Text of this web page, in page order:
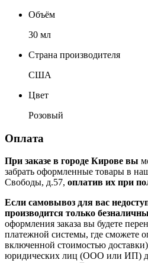
Объём
30 мл
Страна производителя
США
Цвет
Розовый
Оплата
При заказе в городе Кирове вы
забрать оформленные товары в
Свободы, д.57, оплатив их при
Если самовывоз для вас
производится только
оформления заказа вы будете
платежной системы, где сможете
включенной стоимостью
юридических лиц (ООО или ИП)